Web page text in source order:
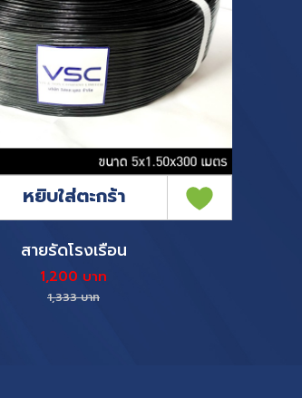
หยิบใส่ตะกร้า
สายรัดโรงเรือน
1,200 บาท
1,333 บาท